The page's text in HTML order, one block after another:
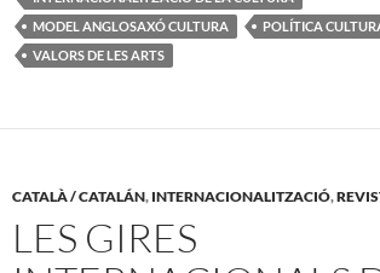
MODEL ANGLOSAXÓ CULTURA
POLÍTICA
VALORS DE LES ARTS
CATALÀ / CATALÁN, INTERNACIONALITZACIÓ,
LES GIRES